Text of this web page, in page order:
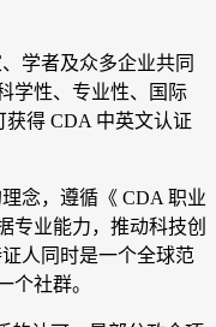
学者及众多企业共同
学性、专业性、国际
得 CDA 中英文认证
念，遵循《 CDA 职业
专业能力，推动科技创
人同时是一个全球范
个社群。